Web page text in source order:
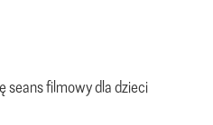
seans filmowy dla dzieci